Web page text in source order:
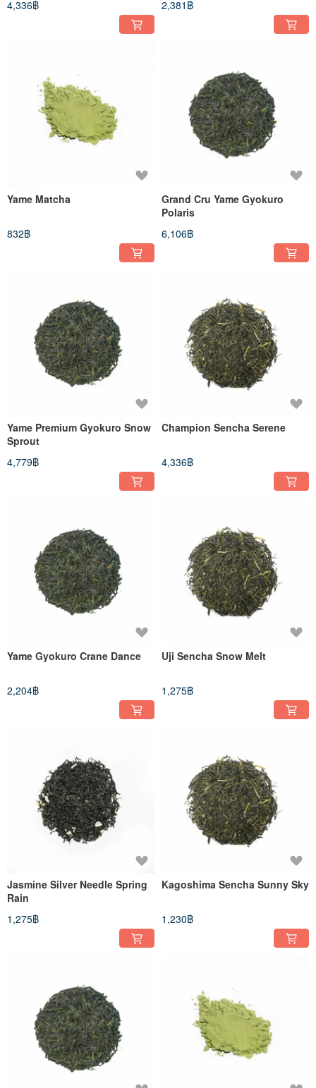
4,336฿ 2,381฿
Yame Matcha
832฿
Grand Cru Yame Gyokuro
Polaris
6,106฿
Yame Premium Gyokuro Snow
Sprout
4,779฿
Champion Sencha Serene
4,336฿
Yame Gyokuro Crane Dance
2,204฿
Uji Sencha Snow Melt
1,275฿
Jasmine Silver Needle Spring
Rain
1,275฿
Kagoshima Sencha Sunny Sky
1,230฿